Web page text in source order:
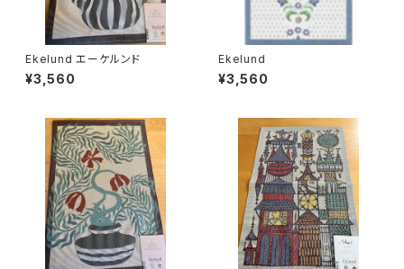
Ekelund エーケルンド
¥3,560
Ekelund
¥3,560